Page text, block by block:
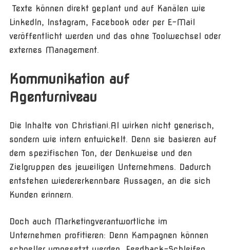
Texte können direkt geplant und auf Kanälen wie
LinkedIn, Instagram, Facebook oder per E-Mail
veröffentlicht werden und das ohne Toolwechsel oder
externes Management.
Kommunikation auf
Agenturniveau
Die Inhalte von Christiani.AI wirken nicht generisch,
sondern wie intern entwickelt. Denn sie basieren auf
dem spezifischen Ton, der Denkweise und den
Zielgruppen des jeweiligen Unternehmens. Dadurch
entstehen wiedererkennbare Aussagen, an die sich
Kunden erinnern.
Doch auch Marketingverantwortliche im
Unternehmen profitieren: Denn Kampagnen können